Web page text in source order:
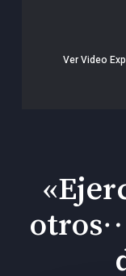
Ver Video